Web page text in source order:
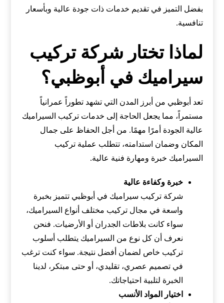
بفضل التميز في تقديم خدمات ذات جودة عالية وبأسعار
تنافسية.
لماذا تختار شركة تركيب
سيراميك في أبوظبي؟
تعد أبوظبي من أبرز المدن التي تشهد تطوراً عمرانياً
مستمراً، مما يجعل الحاجة إلى خدمات تركيب السيراميك
عالية الجودة أمرًا مهمًا. من أجل الحفاظ على جمال
المكان وضمان استدامته، تتطلب عملية تركيب
السيراميك خبرة ومهارة فنية عالية.
خبرة وكفاءة عالية
شركة تركيب سيراميك في أبوظبي تتميز بخبرة
واسعة في مجال تركيب مختلف أنواع السيراميك،
سواء كانت بلاطات الجدران أو الأرضيات. فنحن
نعرف أن كل نوع من السيراميك يتطلب أسلوب
تركيب خاص لضمان أفضل نتيجة. سواء كنت ترغب
في تصميم عصري، تقليدي، أو حتى مبتكر، لدينا
الخبرة لتلبية احتياجاتك.
اختيار المواد الأنسب